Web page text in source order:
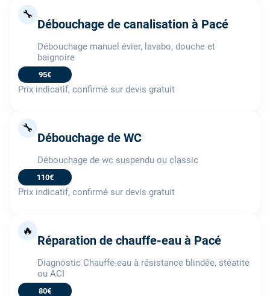
🔧
Débouchage de canalisation à Pacé
Débouchage manuel évier, lavabo, douche et
baignoire
95€
Prix indicatif, confirmé sur devis gratuit
🔧
Débouchage de WC
Débouchage de wc suspendu ou classic
110€
Prix indicatif, confirmé sur devis gratuit
🔥
Réparation de chauffe-eau à Pacé
Diagnostic Chauffe-eau à résistance blindée, stéatite
ou ACI
80€